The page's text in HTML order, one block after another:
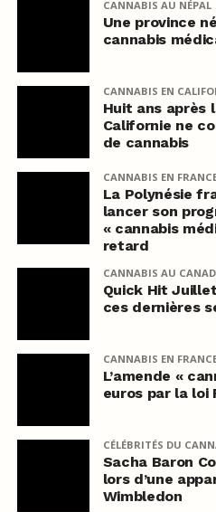
CANNABIS AU NÉPAL
Une province
cannabis
CANNABIS EN
Huit ans après
Californie ne
de cannabis
CANNABIS EN
La Polynésie
lancer son
« cannabis
retard
CANNABIS AU
Quick Hit
ces dernières
CANNABIS EN
L’amende «
euros par la loi
CÉLÉBRITÉS DU
Sacha Baron
lors d’une
Wimbledon